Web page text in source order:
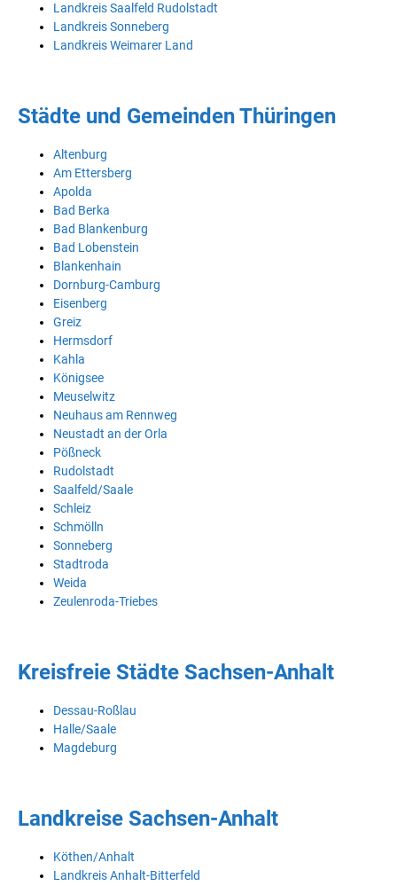
Landkreis Saalfeld Rudolstadt
Landkreis Sonneberg
Landkreis Weimarer Land
Städte und Gemeinden Thüringen
Altenburg
Am Ettersberg
Apolda
Bad Berka
Bad Blankenburg
Bad Lobenstein
Blankenhain
Dornburg-Camburg
Eisenberg
Greiz
Hermsdorf
Kahla
Königsee
Meuselwitz
Neuhaus am Rennweg
Neustadt an der Orla
Pößneck
Rudolstadt
Saalfeld/Saale
Schleiz
Schmölln
Sonneberg
Stadtroda
Weida
Zeulenroda-Triebes
Kreisfreie Städte Sachsen-Anhalt
Dessau-Roßlau
Halle/Saale
Magdeburg
Landkreise Sachsen-Anhalt
Köthen/Anhalt
Landkreis Anhalt-Bitterfeld